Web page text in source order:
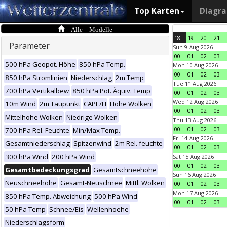
Top Karten
Alle Modelle
Parameter
500 hPa Geopot. Höhe 850 hPa Temp.
850 hPa Stromlinien Niederschlag 2m Temp
700 hPa Vertikalbew 850 hPa Pot. Äquiv. Temp
10m Wind 2m Taupunkt CAPE/LI Hohe Wolken
Mittelhohe Wolken Niedrige Wolken
700 hPa Rel. Feuchte Min/Max Temp.
Gesamtniederschlag Spitzenwind 2m Rel. feuchte
300 hPa Wind 200 hPa Wind
Gesamtbedeckungsgrad Gesamtschneehöhe
Neuschneehöhe Gesamt-Neuschnee Mittl. Wolken
850 hPa Temp. Abweichung 500 hPa Wind
50 hPa Temp Schnee/Eis Wellenhoehe
Niederschlagsform
18 19 20
21
Sun 9 Aug 2026
00
01 02
03
Mon 10 Aug 2026
00
01 02
03
Tue 11 Aug 2026
00
01 02
03
Wed 12 Aug 2026
00
01 02
03
Thu 13 Aug 2026
00
01 02
03
Fri 14 Aug 2026
00
01 02
03
Sat 15 Aug 2026
00
01 02
03
Sun 16 Aug 2026
00
01 02
03
Mon 17 Aug 2026
00
01 02 03